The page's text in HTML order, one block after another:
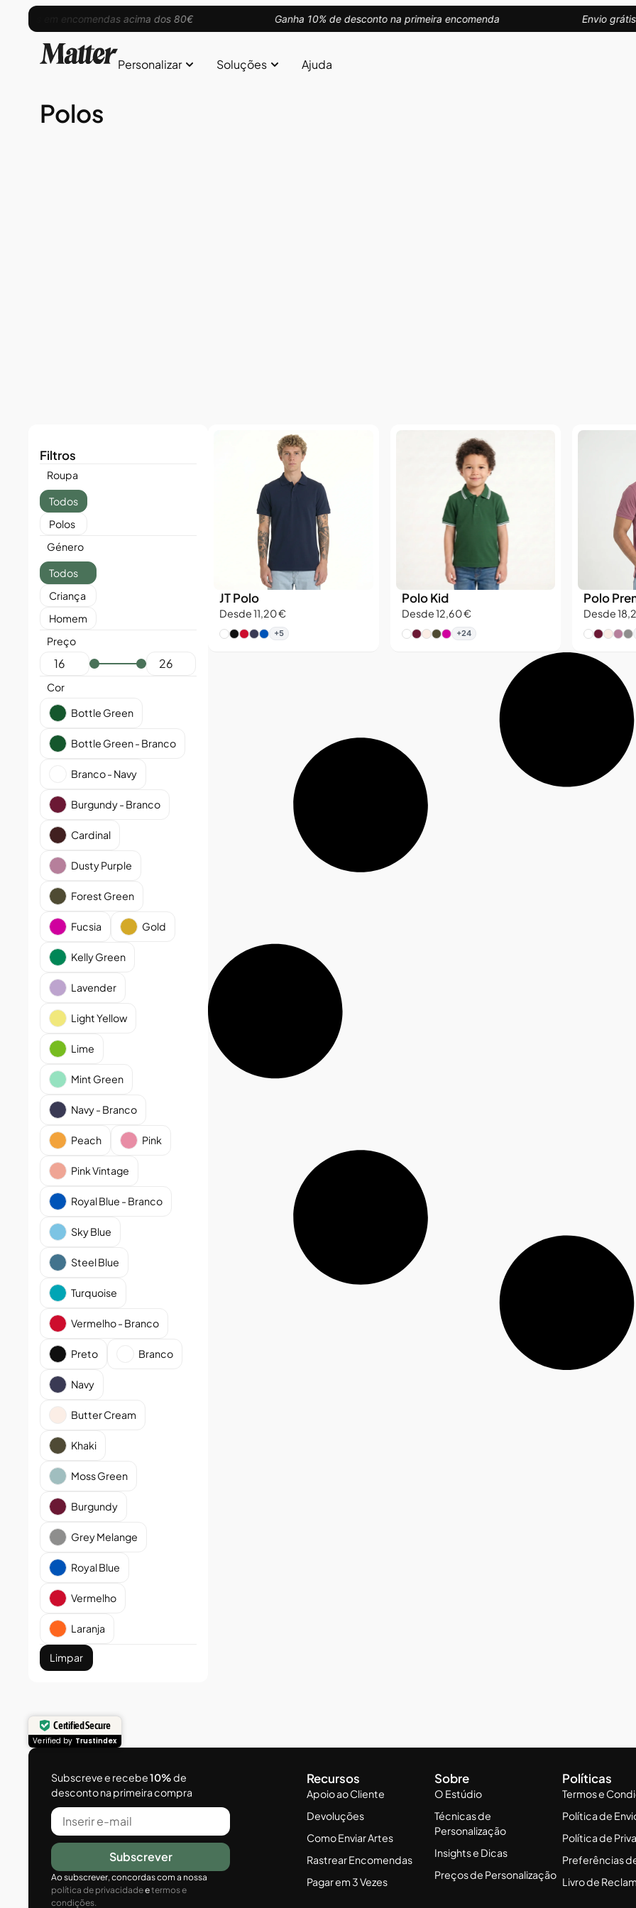
grátis em encomendas acima dos 80€ Ganha 10% de desconto na primeira encomenda Envio grátis
Personalizar Soluções Ajuda
Polos
Filtros
Roupa
Todos
Polos
Género
Todos
Criança
Homem
Preço
Cor
Bottle Green
Bottle Green - Branco
Branco - Navy
Burgundy - Branco
Cardinal
Dusty Purple
Forest Green
Fucsia Gold
Kelly Green
Lavender
Light Yellow
Lime
Mint Green
Navy - Branco
Peach Pink
Pink Vintage
Royal Blue - Branco
Sky Blue
Steel Blue
Turquoise
Vermelho - Branco
Preto Branco
Navy
Butter Cream
Khaki
Moss Green
Burgundy
Grey Melange
Royal Blue
Vermelho
Laranja
Limpar
JT Polo
Desde 11,20 €
+5
Polo Kid
Desde 12,60 €
+24
Polo
Desde
Certified Secure
Verified by Trustindex
Subscreve e recebe10%de
desconto na primeira compra
Subscrever
Ao subscrever, concordas com a nossa
política de privacidadeetermos e
condições.
Recursos
Apoio ao Cliente
Devoluções
Como Enviar Artes
Rastrear Encomendas
Pagar em 3 Vezes
Sobre
O Estúdio
Técnicas de
Personalização
Insights e Dicas
Preços de Personalização
Políticas
Termos e
Política de
Política de
Preferências
Livro de